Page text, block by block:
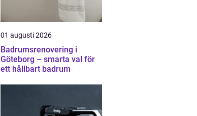
01 augusti 2026
Badrumsrenovering i
Göteborg – smarta val för
ett hållbart badrum